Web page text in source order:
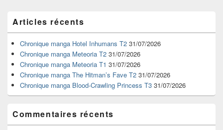
principale
de
widget
pour
barre
latérale
Articles récents
Chronique manga Hotel Inhumans T2 31/07/2026
Chronique manga Meteoria T2 31/07/2026
Chronique manga Meteoria T1 31/07/2026
Chronique manga The Hitman’s Fave T2 31/07/2026
Chronique manga Blood-Crawling Princess T3 31/07/2026
Commentaires récents